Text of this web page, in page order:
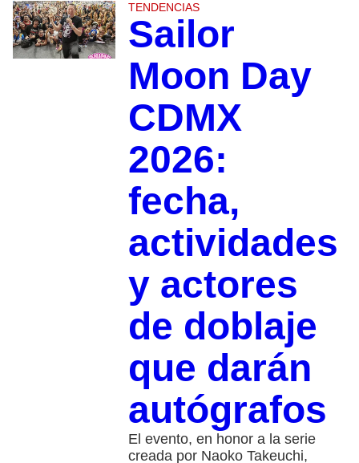
TENDENCIAS
Sailor
Moon Day
CDMX
2026:
fecha,
actividades
y actores
de doblaje
que darán
autógrafos
El evento, en honor a la serie
creada por Naoko Takeuchi,